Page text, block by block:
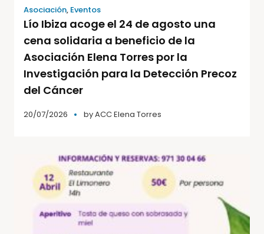
Asociación, Eventos
Lío Ibiza acoge el 24 de agosto una
cena solidaria a beneficio de la
Asociación Elena Torres por la
Investigación para la Detección Precoz
del Cáncer
20/07/2026 byACC Elena Torres